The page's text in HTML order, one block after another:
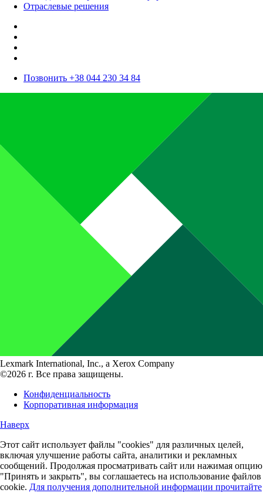
Отраслевые решения
Позвонить +38 044 230 34 84
Lexmark International, Inc., a Xerox Company
©2026 г. Все права защищены.
Конфиденциальность
Корпоративная информация
Наверх
Этот сайт использует файлы "cookies" для различных целей,
включая улучшение работы сайта, аналитики и рекламных
сообщений. Продолжая просматривать сайт или нажимая опцию
"Принять и закрыть", вы соглашаетесь на использование файлов
cookie. Для получения дополнительной информации прочитайте